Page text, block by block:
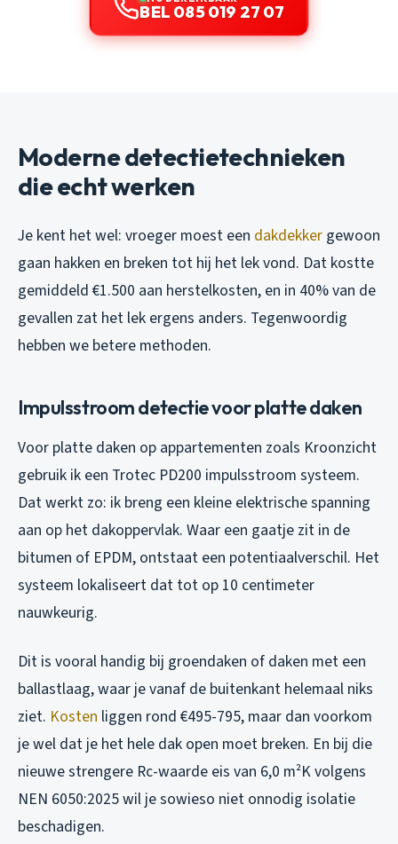
BEL 085 019 27 07
Moderne detectietechnieken
die echt werken
Je kent het wel: vroeger moest een dakdekker gewoon
gaan hakken en breken tot hij het lek vond. Dat kostte
gemiddeld €1.500 aan herstelkosten, en in 40% van de
gevallen zat het lek ergens anders. Tegenwoordig
hebben we betere methoden.
Impulsstroom detectie voor platte daken
Voor platte daken op appartementen zoals Kroonzicht
gebruik ik een Trotec PD200 impulsstroom systeem.
Dat werkt zo: ik breng een kleine elektrische spanning
aan op het dakoppervlak. Waar een gaatje zit in de
bitumen of EPDM, ontstaat een potentiaalverschil. Het
systeem lokaliseert dat tot op 10 centimeter
nauwkeurig.
Dit is vooral handig bij groendaken of daken met een
ballastlaag, waar je vanaf de buitenkant helemaal niks
ziet. Kosten liggen rond €495-795, maar dan voorkom
je wel dat je het hele dak open moet breken. En bij die
nieuwe strengere Rc-waarde eis van 6,0 m²K volgens
NEN 6050:2025 wil je sowieso niet onnodig isolatie
beschadigen.